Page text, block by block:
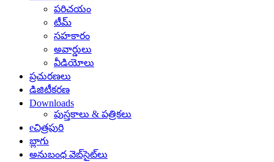
పరిచయం
టీమ్
సహకారం
అవార్డులు
వీడియోలు
ప్రచురణలు
డిజిటీకరణ
Downloads
పుస్తకాలు & పత్రికలు
eచిత్రపురి
బ్లాగు
అనుబంధ వెబ్‌సైట్‌లు